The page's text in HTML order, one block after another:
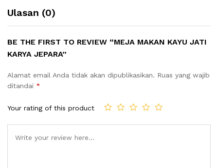
Ulasan (0)
BE THE FIRST TO REVIEW “MEJA MAKAN KAYU JATI
KARYA JEPARA”
Alamat email Anda tidak akan dipublikasikan. Ruas yang wajib
ditandai *
Your rating of this product